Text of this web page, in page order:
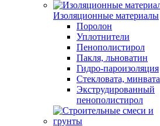
Изоляционные материалы
Поролон
Уплотнители
Пенополистирол
Пакля, льноватин
Гидро-пароизоляция
Стекловата, минвата
Экструдированный
пенополистирол